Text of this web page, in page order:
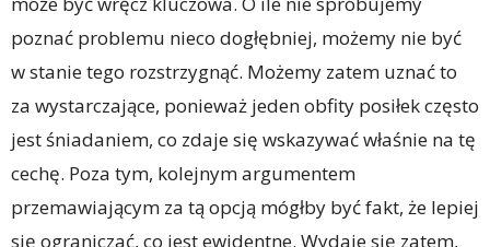
poznać problemu nieco dogłębniej, możemy nie być
w stanie tego rozstrzygnąć. Możemy zatem uznać to
za wystarczające, ponieważ jeden obfity posiłek często
jest śniadaniem, co zdaje się wskazywać właśnie na tę
cechę. Poza tym, kolejnym argumentem
przemawiającym za tą opcją mógłby być fakt, że lepiej
się ograniczać, co jest ewidentne. Wydaje się zatem,